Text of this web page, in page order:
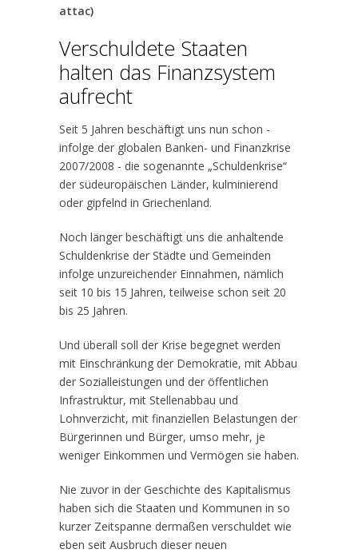
attac)
Verschuldete Staaten
halten das Finanzsystem
aufrecht
Seit 5 Jahren beschäftigt uns nun schon -
infolge der globalen Banken- und Finanzkrise
2007/2008 - die sogenannte „Schuldenkrise“
der südeuropäischen Länder, kulminierend
oder gipfelnd in Griechenland.
Noch länger beschäftigt uns die anhaltende
Schuldenkrise der Städte und Gemeinden
infolge unzureichender Einnahmen, nämlich
seit 10 bis 15 Jahren, teilweise schon seit 20
bis 25 Jahren.
Und überall soll der Krise begegnet werden
mit Einschränkung der Demokratie, mit Abbau
der Sozialleistungen und der öffentlichen
Infrastruktur, mit Stellenabbau und
Lohnverzicht, mit finanziellen Belastungen der
Bürgerinnen und Bürger, umso mehr, je
weniger Einkommen und Vermögen sie haben.
Nie zuvor in der Geschichte des Kapitalismus
haben sich die Staaten und Kommunen in so
kurzer Zeitspanne dermaßen verschuldet wie
eben seit Ausbruch dieser neuen